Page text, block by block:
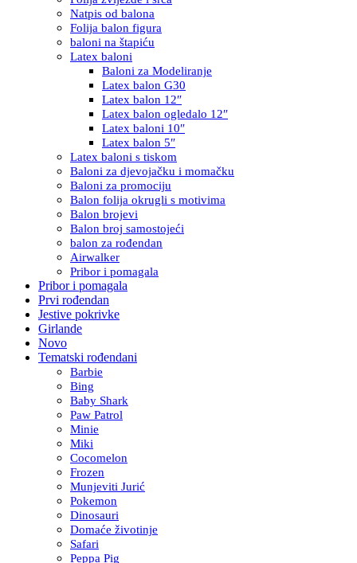
Natpis od balona
Folija balon figura
baloni na štapiću
Latex baloni
Baloni za Modeliranje
Latex balon G30
Latex balon 12″
Latex balon ogledalo 12″
Latex baloni 10″
Latex balon 5″
Latex baloni s tiskom
Baloni za djevojačku i momačku
Baloni za promociju
Balon folija okrugli s motivima
Balon brojevi
Balon broj samostojeći
balon za rođendan
Airwalker
Pribor i pomagala
Pribor i pomagala
Prvi rođendan
Jestive pokrivke
Girlande
Novo
Tematski rođendani
Barbie
Bing
Baby Shark
Paw Patrol
Minie
Miki
Cocomelon
Frozen
Munjeviti Jurić
Pokemon
Dinosauri
Domaće životinje
Safari
Peppa Pig